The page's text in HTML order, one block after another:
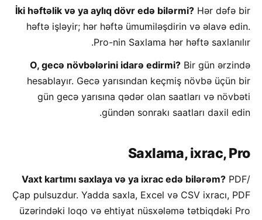
İki həftəlik və ya aylıq dövr edə bilərmi? Hər dəfə bir
həftə işləyir; hər həftə ümumiləşdirin və əlavə edin.
Pro-nin Saxlama hər həftə saxlanılır.
O, gecə növbələrini idarə edirmi? Bir gün ərzində
hesablayır. Gecə yarısından keçmiş növbə üçün bir
gün gecə yarısına qədər olan saatları və növbəti
gündən sonrakı saatları daxil edin.
Saxlama, ixrac, Pro
Vaxt kartımı saxlaya və ya ixrac edə bilərəm? PDF/
Çap pulsuzdur. Yadda saxla, Excel və CSV ixracı, PDF
üzərindəki loqo və ehtiyat nüsxələmə tətbiqdəki Pro